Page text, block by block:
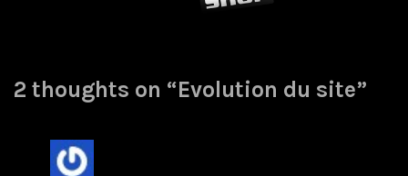
2 thoughts on “Evolution du site”